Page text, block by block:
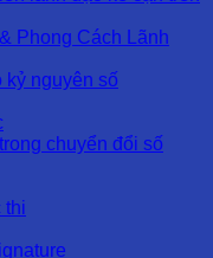
Phong Cách Lãnh
kỷ nguyên số
chuyển đổi số
thi